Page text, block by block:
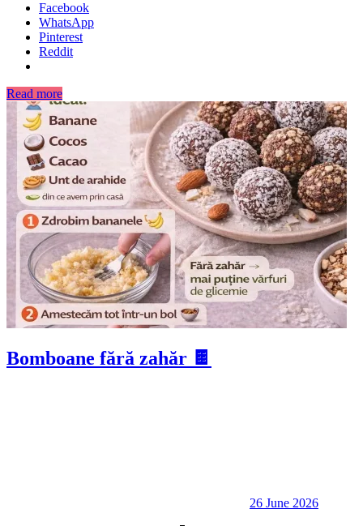
Facebook
WhatsApp
Pinterest
Reddit
Read more
Bomboane fără zahăr 🍫
26 June 2026